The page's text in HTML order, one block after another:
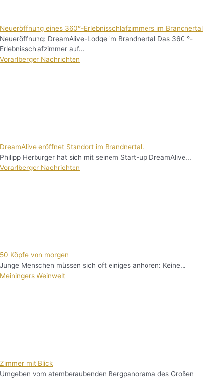
Neueröffnung eines 360°-Erlebnisschlafzimmers im Brandnertal
Neueröffnung: DreamAlive-Lodge im Brandnertal Das 360 °-
Erlebnisschlafzimmer auf...
Vorarlberger Nachrichten
DreamAlive eröffnet Standort im Brandnertal.
Philipp Herburger hat sich mit seinem Start-up DreamAlive...
Vorarlberger Nachrichten
50 Köpfe von morgen
Junge Menschen müssen sich oft einiges anhören: Keine...
Meiningers Weinwelt
Zimmer mit Blick
Umgeben vom atemberaubenden Bergpanorama des Großen